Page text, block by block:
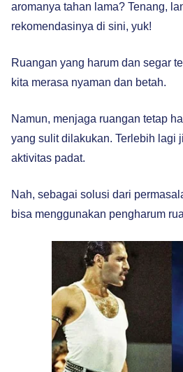
aromanya tahan lama? Tenang,
rekomendasinya di sini, yuk!
Ruangan yang harum dan segar
kita merasa nyaman dan betah.
Namun, menjaga ruangan tetap
yang sulit dilakukan. Terlebih lagi
aktivitas padat.
Nah, sebagai solusi dari
bisa menggunakan pengharum